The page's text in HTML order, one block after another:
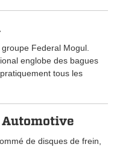
Federal Mogul.
englobe des bagues
tous les
de disques de frein,